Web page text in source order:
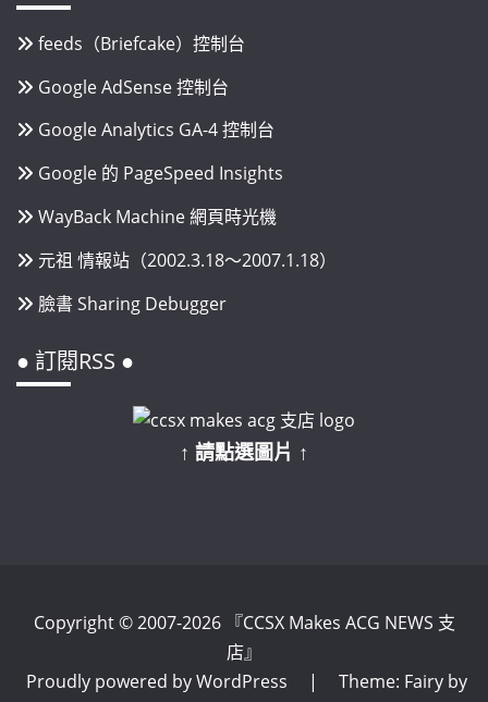
feeds（Briefcake）控制台
Google AdSense 控制台
Google Analytics GA-4 控制台
Google 的 PageSpeed Insights
WayBack Machine 網頁時光機
元祖 情報站（2002.3.18～2007.1.18）
臉書 Sharing Debugger
● 訂閱RSS ●
↑ 請點選圖片 ↑
Copyright © 2007-2026 『CCSX Makes ACG NEWS 支
店』
Proudly powered by WordPress
|
Theme: Fairy by